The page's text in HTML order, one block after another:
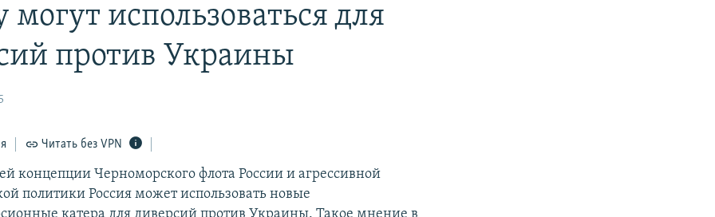
использоваться для
против Украины
Читать без VPN
концепции Черноморского флота России и агрессивной
политики Россия может использовать новые